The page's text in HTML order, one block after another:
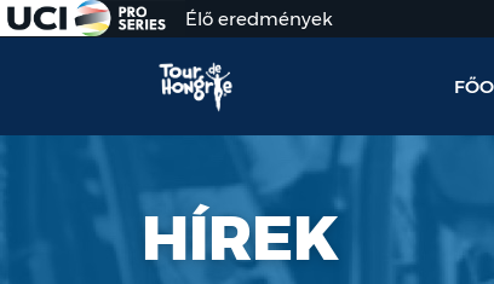
HÍREK
Élő eredmények